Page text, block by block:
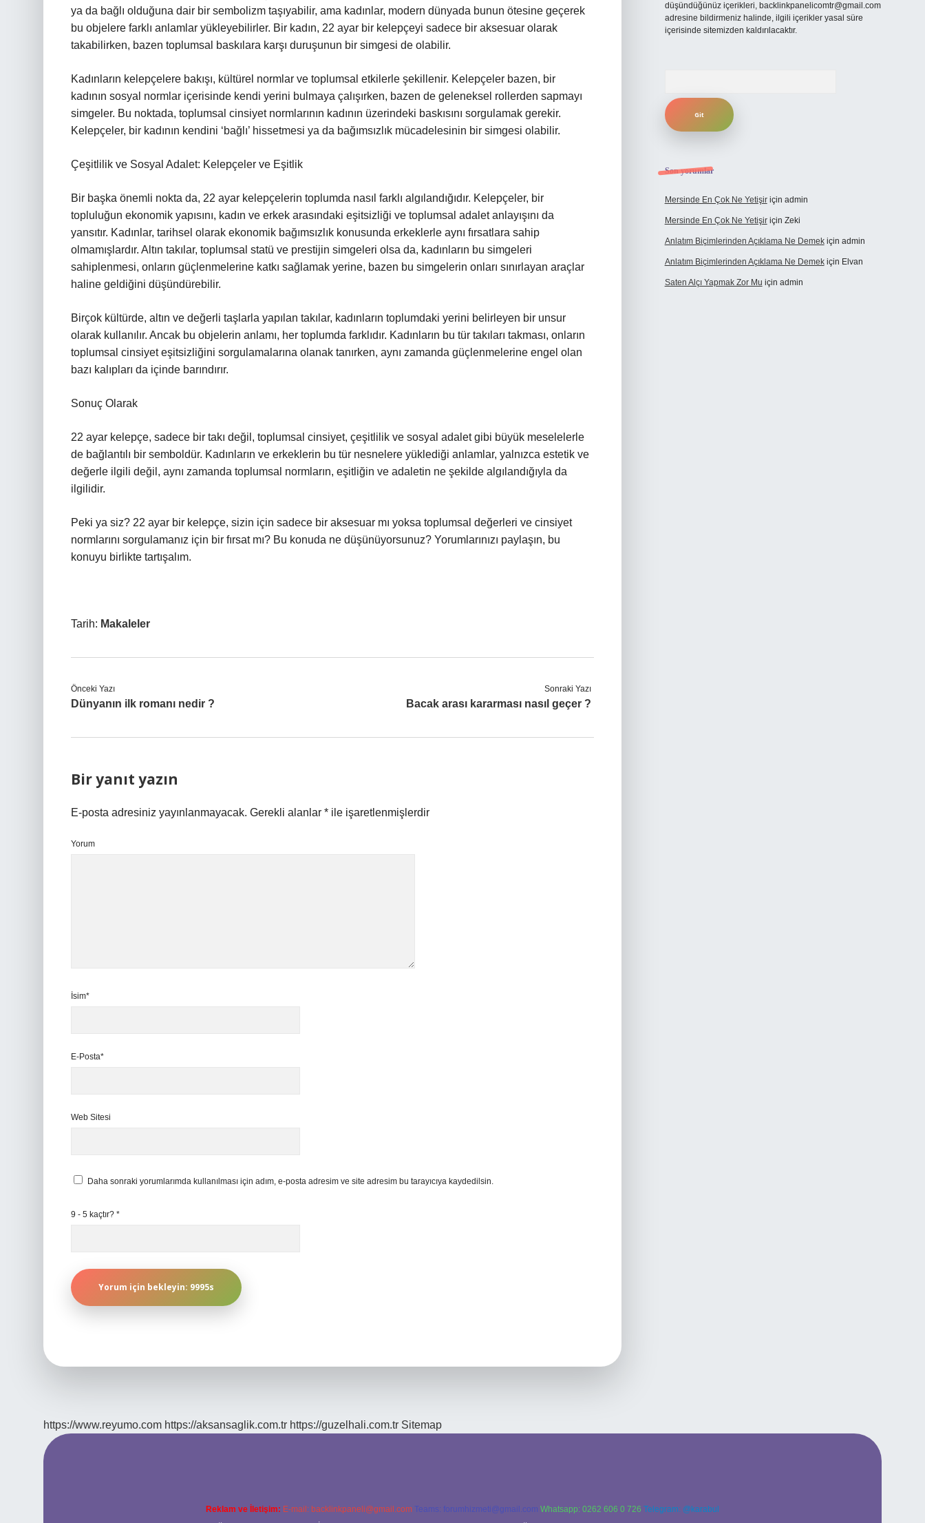
ya da bağlı olduğuna dair bir sembolizm taşıyabilir, ama kadınlar, modern dünyada bunun ötesine geçerek
bu objelere farklı anlamlar yükleyebilirler. Bir kadın, 22 ayar bir kelepçeyi sadece bir aksesuar olarak
takabilirken, bazen toplumsal baskılara karşı duruşunun bir simgesi de olabilir.
Kadınların kelepçelere bakışı, kültürel normlar ve toplumsal etkilerle şekillenir. Kelepçeler bazen, bir
kadının sosyal normlar içerisinde kendi yerini bulmaya çalışırken, bazen de geleneksel rollerden sapmayı
simgeler. Bu noktada, toplumsal cinsiyet normlarının kadının üzerindeki baskısını sorgulamak gerekir.
Kelepçeler, bir kadının kendini ‘bağlı’ hissetmesi ya da bağımsızlık mücadelesinin bir simgesi olabilir.
Çeşitlilik ve Sosyal Adalet: Kelepçeler ve Eşitlik
Bir başka önemli nokta da, 22 ayar kelepçelerin toplumda nasıl farklı algılandığıdır. Kelepçeler, bir
topluluğun ekonomik yapısını, kadın ve erkek arasındaki eşitsizliği ve toplumsal adalet anlayışını da
yansıtır. Kadınlar, tarihsel olarak ekonomik bağımsızlık konusunda erkeklerle aynı fırsatlara sahip
olmamışlardır. Altın takılar, toplumsal statü ve prestijin simgeleri olsa da, kadınların bu simgeleri
sahiplenmesi, onların güçlenmelerine katkı sağlamak yerine, bazen bu simgelerin onları sınırlayan araçlar
haline geldiğini düşündürebilir.
Birçok kültürde, altın ve değerli taşlarla yapılan takılar, kadınların toplumdaki yerini belirleyen bir unsur
olarak kullanılır. Ancak bu objelerin anlamı, her toplumda farklıdır. Kadınların bu tür takıları takması, onların
toplumsal cinsiyet eşitsizliğini sorgulamalarına olanak tanırken, aynı zamanda güçlenmelerine engel olan
bazı kalıpları da içinde barındırır.
Sonuç Olarak
22 ayar kelepçe, sadece bir takı değil, toplumsal cinsiyet, çeşitlilik ve sosyal adalet gibi büyük meselelerle
de bağlantılı bir semboldür. Kadınların ve erkeklerin bu tür nesnelere yüklediği anlamlar, yalnızca estetik ve
değerle ilgili değil, aynı zamanda toplumsal normların, eşitliğin ve adaletin ne şekilde algılandığıyla da
ilgilidir.
Peki ya siz? 22 ayar bir kelepçe, sizin için sadece bir aksesuar mı yoksa toplumsal değerleri ve cinsiyet
normlarını sorgulamanız için bir fırsat mı? Bu konuda ne düşünüyorsunuz? Yorumlarınızı paylaşın, bu
konuyu birlikte tartışalım.
Tarih: Makaleler
Önceki Yazı
Dünyanın ilk romanı nedir ?
Sonraki Yazı
Bacak arası kararması nasıl geçer ?
Bir yanıt yazın
E-posta adresiniz yayınlanmayacak. Gerekli alanlar * ile işaretlenmişlerdir
Yorum
İsim*
E-Posta*
Web Sitesi
Daha sonraki yorumlarımda kullanılması için adım, e-posta adresim ve site adresim bu tarayıcıya kaydedilsin.
9 - 5 kaçtır? *
https://www.reyumo.com https://aksansaglik.com.tr https://guzelhali.com.tr Sitemap
düşündüğünüz içerikleri, backlinkpanelicomtr@gmail.com
adresine bildirmeniz halinde, ilgili içerikler yasal süre
içerisinde sitemizden kaldırılacaktır.
Son yorumlar
Mersinde En Çok Ne Yetişiriçin admin
Mersinde En Çok Ne Yetişiriçin Zeki
Anlatım Biçimlerinden Açıklama Ne Demekiçin admin
Anlatım Biçimlerinden Açıklama Ne Demekiçin Elvan
Saten Alçı Yapmak Zor Mu için admin
Reklam ve İletişim: E-mail: backlinkpaneli@gmail.com Teams: forumhizmeti@gmail.com Whatsapp: 0262 606 0 726 Telegram: @karabul